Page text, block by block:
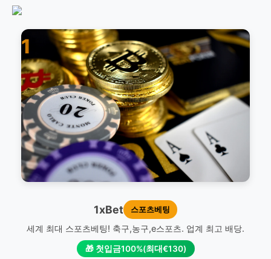
1
1xBet 스포츠베팅
세계 최대 스포츠베팅! 축구,농구,e스포츠. 업계 최고 배당.
🎁 첫입금100%(최대€130)